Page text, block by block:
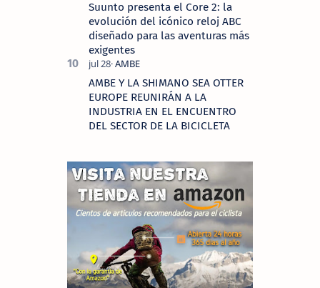
Suunto presenta el Core 2: la
evolución del icónico reloj ABC
diseñado para las aventuras más
exigentes
AMBE Y LA SHIMANO SEA OTTER
EUROPE REUNIRÁN A LA
INDUSTRIA EN EL ENCUENTRO
DEL SECTOR DE LA BICICLETA